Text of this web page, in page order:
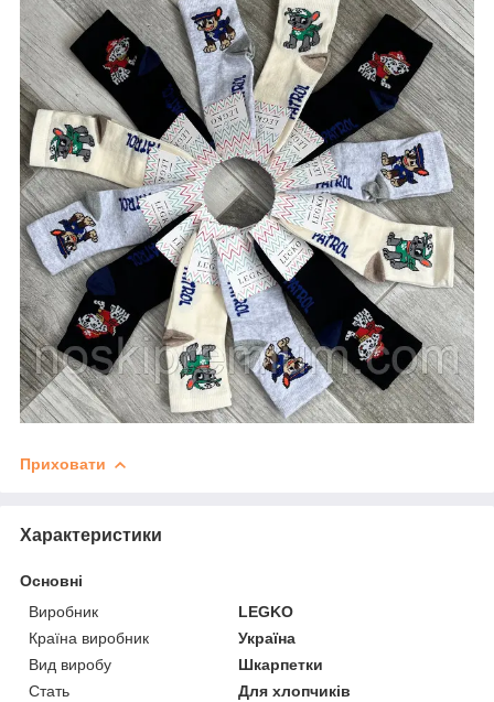
Приховати
Характеристики
Основні
Виробник
LEGKO
Країна виробник
Україна
Вид виробу
Шкарпетки
Стать
Для хлопчиків